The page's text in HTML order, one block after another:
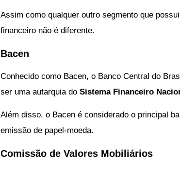
Assim como qualquer outro segmento que
financeiro não é diferente.
Bacen
Conhecido como Bacen, o Banco Central do
ser uma autarquia do Sistema Financeiro
Além disso, o Bacen é considerado o principal
emissão de papel-moeda.
Comissão de Valores Mobiliários